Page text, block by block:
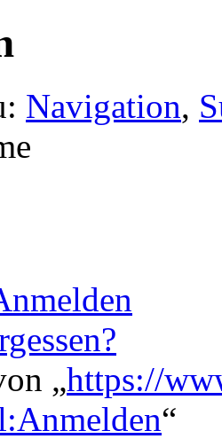
Navigation,
„https://
“